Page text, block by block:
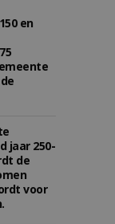
en
jaar 250-
de
voor